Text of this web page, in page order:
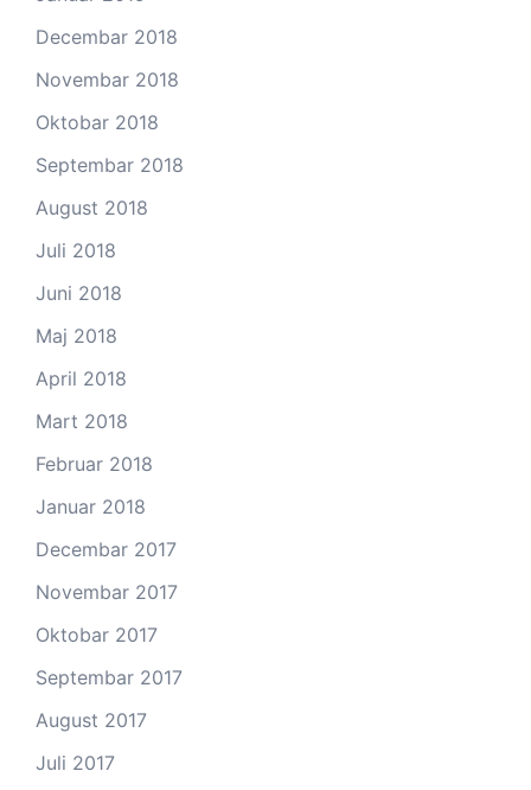
Decembar 2018
Novembar 2018
Oktobar 2018
Septembar 2018
August 2018
Juli 2018
Juni 2018
Maj 2018
April 2018
Mart 2018
Februar 2018
Januar 2018
Decembar 2017
Novembar 2017
Oktobar 2017
Septembar 2017
August 2017
Juli 2017